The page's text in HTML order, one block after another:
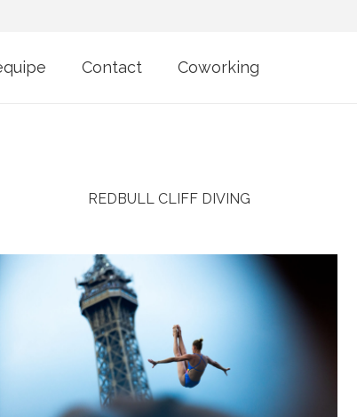
Contact Coworking
REDBULL CLIFF DIVING